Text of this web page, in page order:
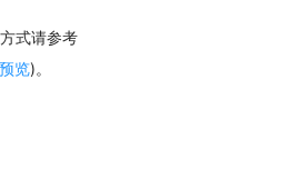
式请参考
预览)。